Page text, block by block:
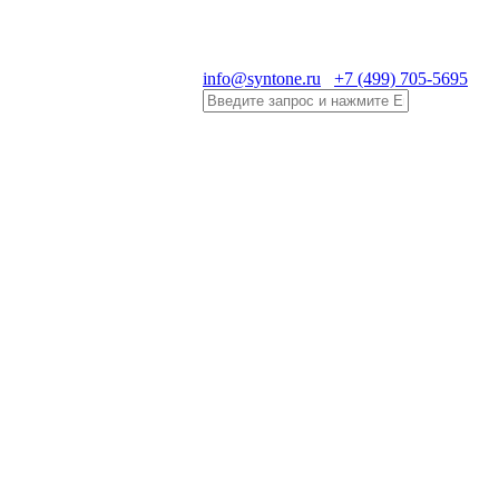
info@syntone.ru +7 (499) 705-5695